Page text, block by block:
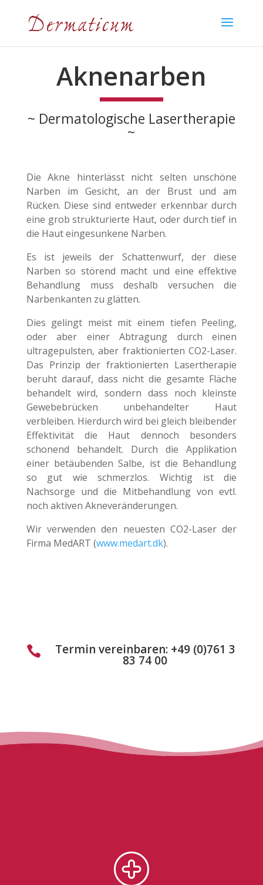
Aknenarben
~ Dermatologische Lasertherapie
~
Die Akne hinterlässt nicht selten unschöne
Narben im Gesicht, an der Brust und am
Rücken. Diese sind entweder erkennbar durch
eine grob strukturierte Haut, oder durch tief in
die Haut eingesunkene Narben.
Es ist jeweils der Schattenwurf, der diese
Narben so störend macht und eine effektive
Behandlung muss deshalb versuchen die
Narbenkanten zu glätten.
Dies gelingt meist mit einem tiefen Peeling,
oder aber einer Abtragung durch einen
ultragepulsten, aber fraktionierten CO2-Laser.
Das Prinzip der fraktionierten Lasertherapie
beruht darauf, dass nicht die gesamte Fläche
behandelt wird, sondern dass noch kleinste
Gewebebrücken unbehandelter Haut
verbleiben. Hierdurch wird bei gleich bleibender
Effektivität die Haut dennoch besonders
schonend behandelt. Durch die Applikation
einer betäubenden Salbe, ist die Behandlung
so gut wie schmerzlos. Wichtig ist die
Nachsorge und die Mitbehandlung von evtl.
noch aktiven Akneveränderungen.
Wir verwenden den neuesten CO2-Laser der
Firma MedART (www.medart.dk).
 Termin vereinbaren: +49 (0)761 3
83 74 00